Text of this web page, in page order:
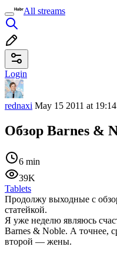
All streams
Login
rednaxi May 15 2011 at 19:14
Обзор Barnes &
6 min
39K
Tablets
Продолжу выходные с
статейкой.
Я уже неделю являюсь
Barnes & Noble. А точнее,
второй — жены.